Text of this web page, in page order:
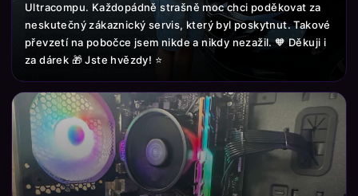
Ultracompu. Každopádně strašně moc chci poděkovat za
neskutečný zákaznický servis, který byl poskytnut. Takové
převzetí na pobočce jsem nikde a nikdy nezažil. 🧡 Děkuji i
za dárek 🎁 Jste hvězdy! ⭐️